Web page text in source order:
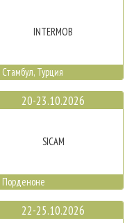
INTERMOB
Стамбул, Турция
20-23.10.2026
SICAM
Порденоне
22-25.10.2026